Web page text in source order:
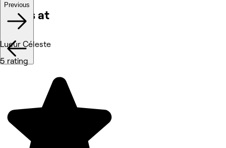
Works at
Previous
Lueur Céleste
5 rating